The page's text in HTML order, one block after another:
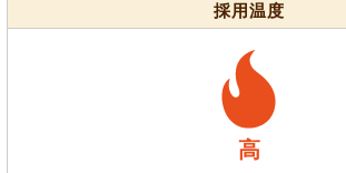
採用温度
高